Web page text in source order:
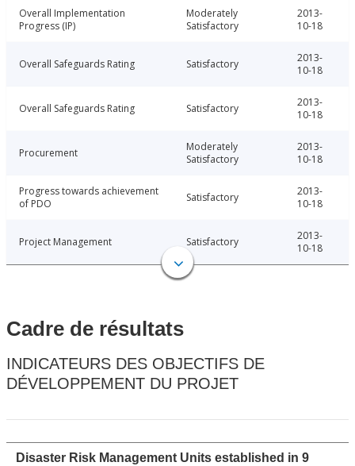
Overall Implementation
Progress (IP)
Moderately
Satisfactory
2013-
10-18
Overall Safeguards Rating Satisfactory
2013-
10-18
Overall Safeguards Rating Satisfactory
2013-
10-18
Procurement
Moderately
Satisfactory
2013-
10-18
Progress towards achievement
of PDO
Satisfactory
2013-
10-18
Project Management Satisfactory
2013-
10-18
Cadre de résultats
INDICATEURS DES OBJECTIFS DE
DÉVELOPPEMENT DU PROJET
Disaster Risk Management Units established in 9